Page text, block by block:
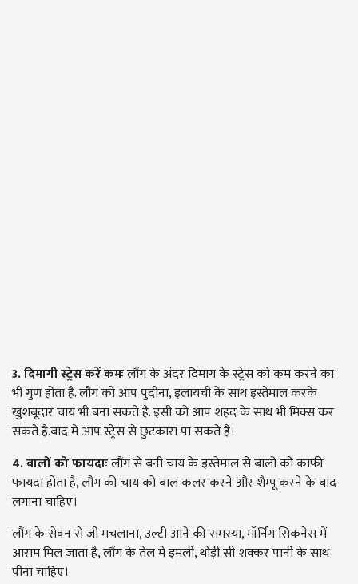
3. दिमागी स्ट्रेस करें कमःलौंग के अंदर दिमाग के स्ट्रेस को कम करने का
भी गुण होता है. लौंग को आप पुदीना, इलायची के साथ इस्तेमाल करके
खुशबूदार चाय भी बना सकते है. इसी को आप शहद के साथ भी मिक्स कर
सकते है.बाद में आप स्ट्रेस से छुटकारा पा सकते है।
4. बालों को फायदाःलौंग से बनी चाय के इस्तेमाल से बालों को काफी
फायदा होता है, लौंग की चाय को बाल कलर करने और शैम्पू करने के बाद
लगाना चाहिए।
लौंग के सेवन से जी मचलाना, उल्टी आने की समस्या, मॉर्निग सिकनेस में
आराम मिल जाता है, लौंग के तेल में इमली, थोड़ी सी शक्कर पानी के साथ
पीना चाहिए।